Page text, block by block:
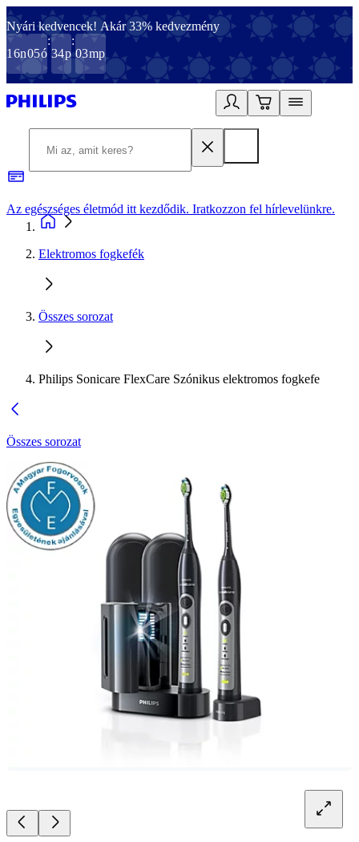
Nyári kedvencek! Akár 33% kedvezmény
16n05ó
:
34p
:
03mp
Az egészséges életmód itt kezdődik. Iratkozzon fel hírlevelünkre.
Elektromos fogkefék
Összes sorozat
Philips Sonicare FlexCare Szónikus elektromos fogkefe
Összes sorozat